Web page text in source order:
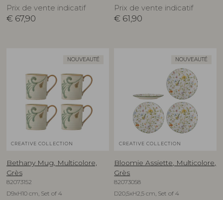
Prix de vente indicatif
€ 67,90
Prix de vente indicatif
€ 61,90
NOUVEAUTÉ
CREATIVE COLLECTION
Bethany Mug, Multicolore,
Grès
82073152
D9xH10 cm, Set of 4
NOUVEAUTÉ
CREATIVE COLLECTION
Bloomie Assiette, Multicolore,
Grès
82073058
D20,5xH2,5 cm, Set of 4